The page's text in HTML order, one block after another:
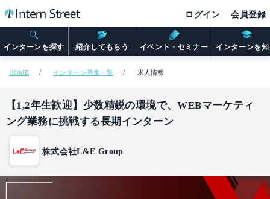
インターンを探す 紹介してもらう イベント・セミナー インターンを
ログイン 会員登録
HOME インターン募集一覧 求人情報
【1,2年生歓迎】少数精鋭の環境で、WEBマーケティ
ング業務に挑戦する長期インターン
株式会社L&E Group